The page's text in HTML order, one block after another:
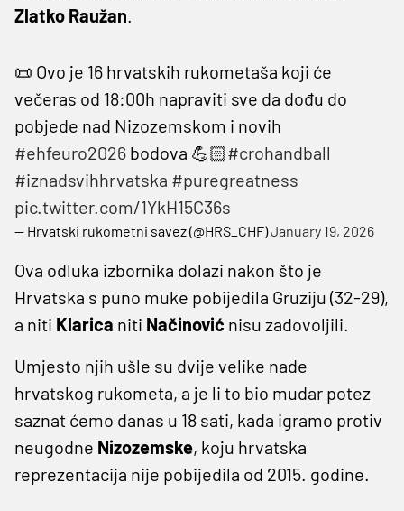
Zlatko Raužan.
📜 Ovo je 16 hrvatskih rukometaša koji će
večeras od 18:00h napraviti sve da dođu do
pobjede nad Nizozemskom i novih
#ehfeuro2026 bodova 💪🏻#crohandball
#iznadsvihhrvatska #puregreatness
pic.twitter.com/1YkH15C36s
— Hrvatski rukometni savez (@HRS_CHF)January 19, 2026
Ova odluka izbornika dolazi nakon što je
Hrvatska s puno muke pobijedila Gruziju (32-29),
a niti Klarica niti Načinović nisu zadovoljili.
Umjesto njih ušle su dvije velike nade
hrvatskog rukometa, a je li to bio mudar potez
saznat ćemo danas u 18 sati, kada igramo protiv
neugodne Nizozemske, koju hrvatska
reprezentacija nije pobijedila od 2015. godine.